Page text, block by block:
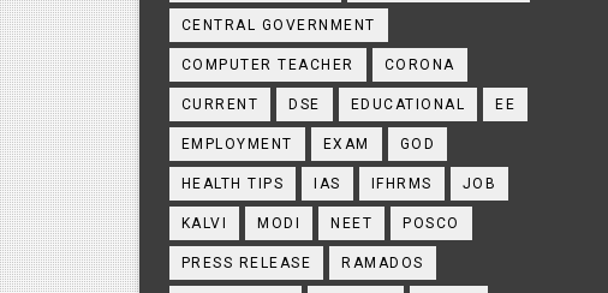
CENTRAL GOVERNMENT
COMPUTER TEACHER CORONA
CURRENT DSE EDUCATIONAL EE
EMPLOYMENT EXAM GOD
HEALTH TIPS IAS IFHRMS JOB
KALVI MODI NEET POSCO
PRESS RELEASE RAMADOS